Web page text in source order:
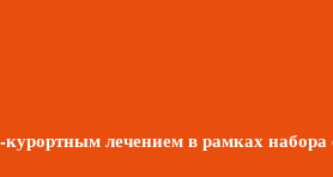
лечением в рамках